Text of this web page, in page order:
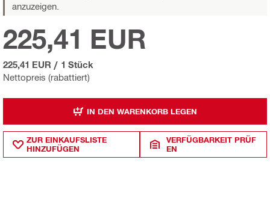
anzuzeigen.
Nettopreis (rabattiert)
225,41 EUR
225,41 EUR / 1 Stück
IN DEN WARENKORB LEGEN
ZUR EINKAUFSLISTE
HINZUFÜGEN
VERFÜGBARKEIT PRÜF
EN